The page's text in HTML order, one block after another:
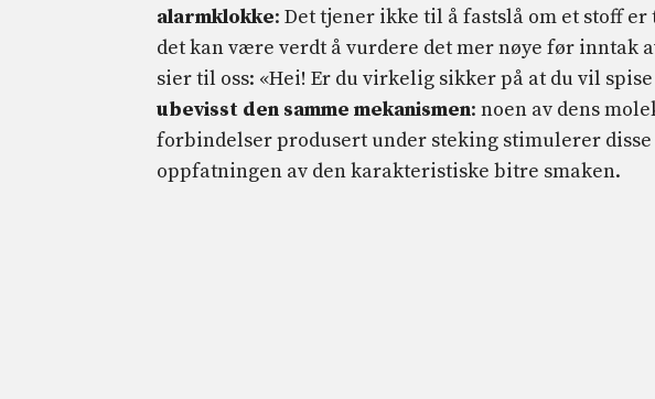
alarmklokke: Det tjener ikke til å fastslå om et stoff
det kan være verdt å vurdere det mer nøye før inntak
sier til oss: «Hei! Er du virkelig sikker på at du vil
ubevisst den samme mekanismen: noen av dens
forbindelser produsert under steking stimulerer
oppfatningen av den karakteristiske bitre smaken.